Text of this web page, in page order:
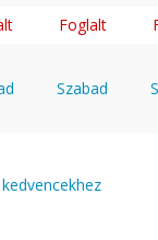
Foglalt
Szabad